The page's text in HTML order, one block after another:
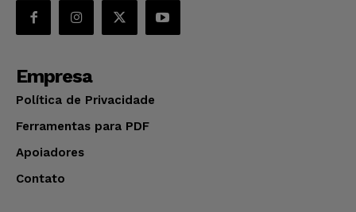
Empresa
Política de Privacidade
Ferramentas para PDF
Apoiadores
Contato